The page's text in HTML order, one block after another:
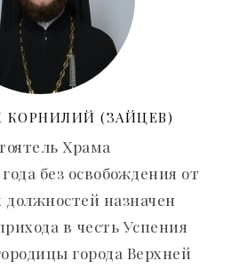
КОРНИЛИЙ (ЗАЙЦЕВ)
Храма
без освобождения от
назначен
в честь Успения
города Верхней